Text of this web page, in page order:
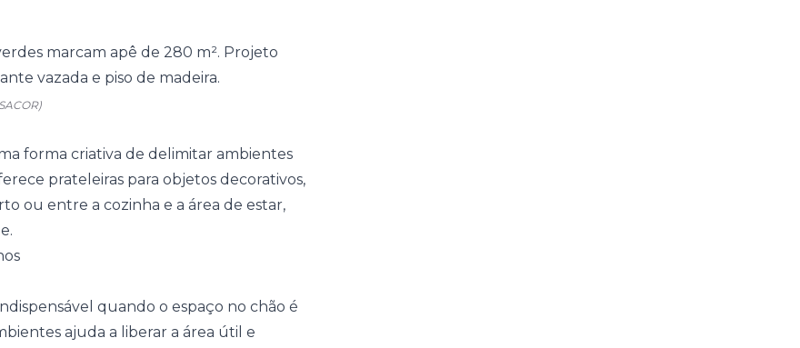
forma criativa de delimitar ambientes
prateleiras para objetos decorativos,
ou entre a cozinha e a área de estar,
quando o espaço no chão é
ajuda a liberar a área útil e